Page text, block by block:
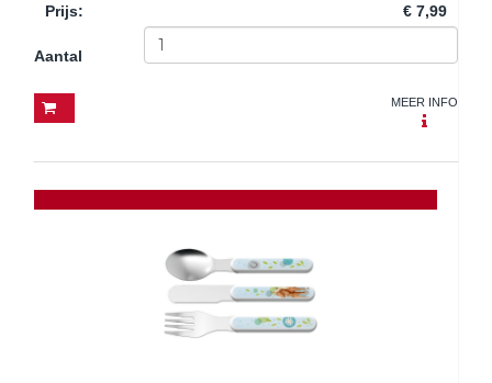
Prijs: € 7,99
Aantal
MEER INFO